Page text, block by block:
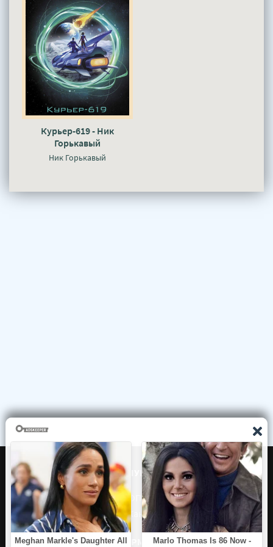
Курьер-619 - Ник
Горькавый
Ник Горькавый
ЧТО СЛУШАЕМ?
ТОП 100
Жанры
ИНФОРМАЦИЯ